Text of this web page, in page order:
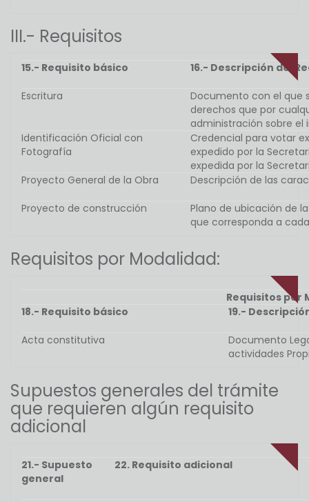
III.- Requisitos
15.- Requisito básico 16.- Descripción del
Escritura
Documento con el que
derechos que por
administración sobre el
Identificación Oficial con
Fotografía
Credencial para votar
expedido por la
expedida por la
Proyecto General de la Obra
Descripción de las
Proyecto de construcción
Plano de ubicación de
que corresponda a
Requisitos por Modalidad:
Requisitos por
18.- Requisito básico
19.-
Acta constitutiva
Documento
actividades
Supuestos generales del trámite
que requieren algún requisito
adicional
21.- Supuesto
general
22. Requisito adicional